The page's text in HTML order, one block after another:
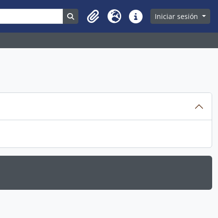
Search in browse page
Clipboard
Idioma Enlaces rápidos
Iniciar sesión